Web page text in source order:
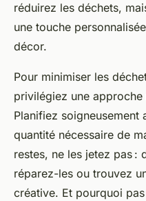
réduirez les déchets,
une touche
décor.
Pour minimiser les
privilégiez une
Planifiez soigneusement
quantité nécessaire de
restes, ne les jetez pas :
réparez-les ou trouvez
créative. Et pourquoi